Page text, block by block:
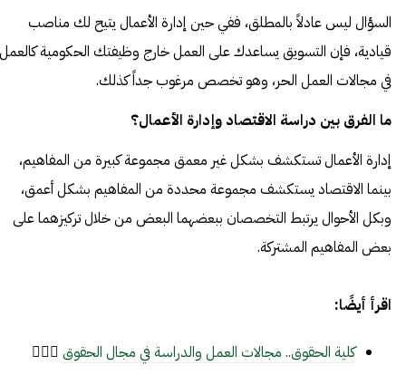
السؤال ليس عادلاً بالمطلق، ففي حين إدارة الأعمال يتيح لك مناصب
قيادية، فإن التسويق يساعدك على العمل خارج وظيفتك الحكومية كالعمل
في مجالات العمل الحر، وهو تخصص مرغوب جداً كذلك.
ما الفرق بين دراسة الاقتصاد وإدارة الأعمال؟
إدارة الأعمال تستكشف بشكل غير معمق مجموعة كبيرة من المفاهيم،
بينما الاقتصاد يستكشف مجموعة محددة من المفاهيم بشكل أعمق،
وبكل الأحوال يرتبط التخصصان ببعضهما البعض من خلال تركيزهما على
بعض المفاهيم المشتركة.
اقرأ أيضًا:
كلية الحقوق.. مجالات العمل والدراسة في مجال الحقوق 🧑🏽‍⚖️